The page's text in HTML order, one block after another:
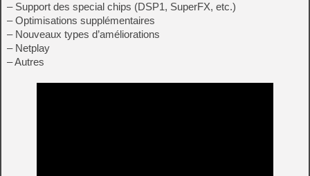
– Support des special chips (DSP1, SuperFX, etc.)
– Optimisations supplémentaires
– Nouveaux types d’améliorations
– Netplay
– Autres